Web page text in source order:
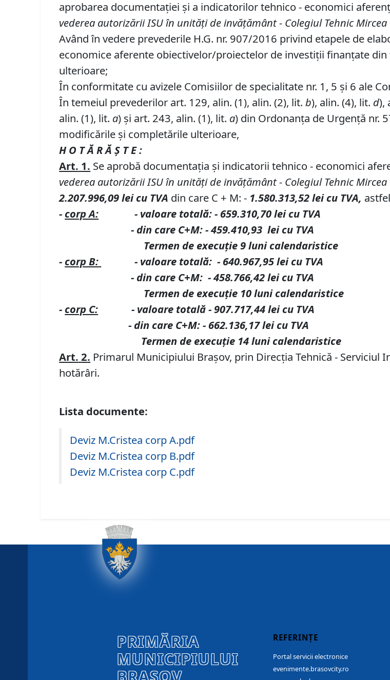
aprobarea documentației și a indicatorilor tehnico - economici
vederea autorizării ISU în unităţi de invăţământ - Colegiul TehnicMircea
Având în vedere prevederile H.G. nr. 907/2016 privind etapele de
economice aferente obiectivelor/proiectelor de investiții finanțate
ulterioare;
În conformitate cu avizele Comisiilor de specialitate nr. 1, 5 și 6 ale
În temeiul prevederilor art. 129, alin. (1), alin. (2), lit.b), alin. (4), lit. d),
alin. (1), lit. a) și art. 243, alin. (1), lit. a) din Ordonanța de Urgență nr.
modificările și completările ulterioare,
H O T Ă R Ă Ş T E :
Art. 1. Se aprobă documentația și indicatorii tehnico - economici
vederea autorizării ISU în unităţi de invăţământ - Colegiul TehnicMircea
2.207.996,09 lei cu TVA din care C + M: - 1.580.313,52 lei cu TVA,
- corp A: - valoare totală:-659.310,70leicu TVA
- din care C+M:- 459.410,93leicu TVA
Termen de execuție 9 lunicalendaristice
- corp B: - valoare totală: -640.967,95leicu TVA
- din care C+M: - 458.766,42leicu TVA
Termen de execuție 10 lunicalendaristice
- corp C: - valoare totală-907.717,44leicu TVA
- din care C+M:-662.136,17leicu TVA
Termen de execuție 14 lunicalendaristice
Art. 2. Primarul Municipiului Brașov, prin Direcția Tehnică - Serviciul
hotărâri.
Lista documente:
Deviz M.Cristea corp A.pdf
Deviz M.Cristea corp B.pdf
Deviz M.Cristea corp C.pdf
PRIMĂRIA
MUNICIPIULUI
REFERINȚE
Portal servicii electronice
evenimente.brasovcity.ro